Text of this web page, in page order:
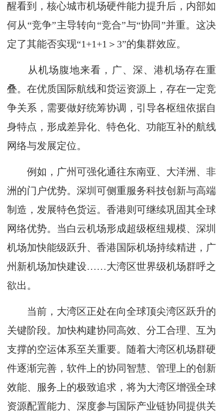
醒看到，核心城市机场硬件能力提升后，内部如
何从“竞争”主导转向“竞合”与“协同”并重。这决
定了其能否实现“1+1+1＞3”的集群效应。
从机场腹地来看，广、深、港机场存在重
叠。在优质国际航线和货运资源上，存在一定竞
争关系，需要做好统筹协调，引导各枢纽依据自
身特点，形成差异化、特色化、功能互补的航线
网络与发展定位。
例如，广州可强化通往东南亚、大洋洲、非
洲的门户优势。深圳可侧重服务科技创新与高端
制造，发展特色货运。香港则可继续巩固其全球
网络优势。当白云机场形成超级枢纽规模、深圳
机场加快能级跃升、香港国际机场持续精进，广
州新机场加快建设……大湾区世界级机场群呼之
欲出。
当前，大湾区正处在向全球顶尖湾区跃升的
关键阶段。加快构建协同高效、分工合理、互为
支撑的空运体系至关重要。随着大湾区机场群硬
件逐渐完善，软件上的协同智慧、管理上的创新
效能、服务上的极致追求，将为大湾区增强全球
资源配置能力、深度参与国际产业链协同提供关